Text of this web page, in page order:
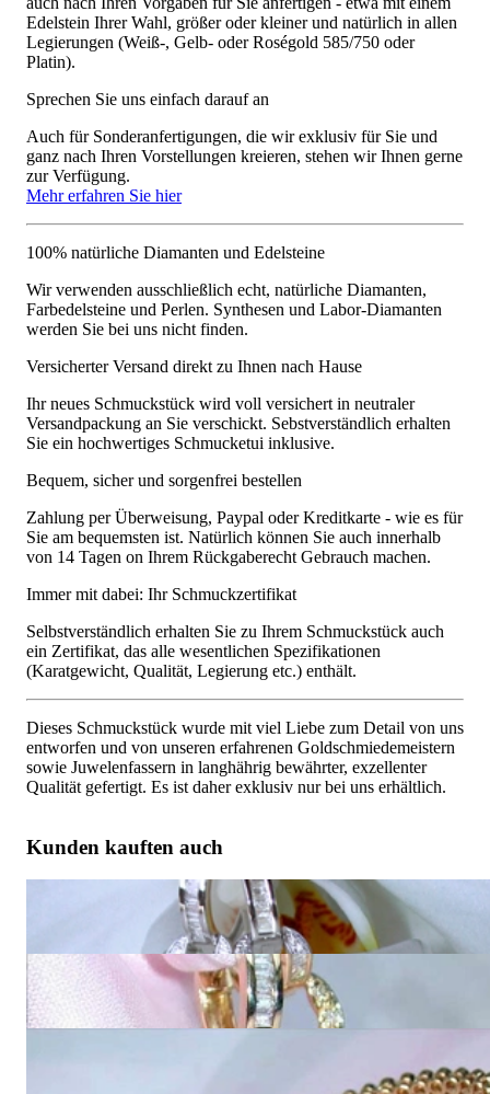
Edelstein Ihrer Wahl, größer oder kleiner und natürlich in allen
Legierungen (Weiß-, Gelb- oder Roségold 585/750 oder
Platin).
Sprechen Sie uns einfach darauf an
Auch für Sonderanfertigungen, die wir exklusiv für Sie und
ganz nach Ihren Vorstellungen kreieren, stehen wir Ihnen gerne
zur Verfügung.
Mehr erfahren Sie hier
100% natürliche Diamanten und Edelsteine
Wir verwenden ausschließlich echt, natürliche Diamanten,
Farbedelsteine und Perlen. Synthesen und Labor-Diamanten
werden Sie bei uns nicht finden.
Versicherter Versand direkt zu Ihnen nach Hause
Ihr neues Schmuckstück wird voll versichert in neutraler
Versandpackung an Sie verschickt. Sebstverständlich erhalten
Sie ein hochwertiges Schmucketui inklusive.
Bequem, sicher und sorgenfrei bestellen
Zahlung per Überweisung, Paypal oder Kreditkarte - wie es für
Sie am bequemsten ist. Natürlich können Sie auch innerhalb
von 14 Tagen on Ihrem Rückgaberecht Gebrauch machen.
Immer mit dabei: Ihr Schmuckzertifikat
Selbstverständlich erhalten Sie zu Ihrem Schmuckstück auch
ein Zertifikat, das alle wesentlichen Spezifikationen
(Karatgewicht, Qualität, Legierung etc.) enthält.
Dieses Schmuckstück wurde mit viel Liebe zum Detail von uns
entworfen und von unseren erfahrenen Goldschmiedemeistern
sowie Juwelenfassern in langhährig bewährter, exzellenter
Qualität gefertigt. Es ist daher exklusiv nur bei uns erhältlich.
Kunden kauften auch
Stattliche Brillanten Ohrgehänge in Weißgold 585
Stattliche Brillanten Ohrgehänge in Gelbgold 585
4.899,16 €